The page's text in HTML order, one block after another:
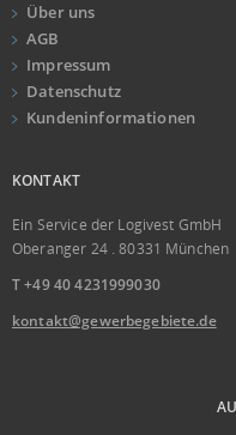
Über uns
AGB
Impressum
Datenschutz
Kundeninformationen
KONTAKT
Ein Service der Logivest GmbH
Oberanger 24 . 80331 München
T +49 40 4231999030
kontakt@gewerbegebiete.de